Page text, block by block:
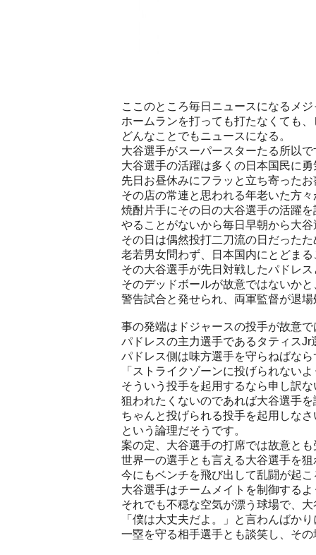
ここのところ毎日ニュースになるメ
ホームランを打っても打たなくても
どんなことでもニュースになる。
大谷選手がスーパースターたる所以で
大谷選手の活躍は多くの日本国民に
先日お昼休みにフラッと立ち寄った
その店の常連と思われる年老いた方々
焼酎片手にその日の大谷選手の活躍
やることがないから毎日早朝から大
その日は偶然投打二刀流の日だった
老若男女問わず、日本国内にとどま
その大谷選手が先日対戦したパドレ
そのデッドボールが故意ではないか
警告試合と発せられ、両軍監督が退
事の発端はドジャースの投手が故意
パドレスの主力選手であるタティス
パドレス側は味方選手を守らねばな
「ストライクゾーンに投げられない
そういう投手を起用するなら申し訳
狙われたくないのであれば大谷選手
ちゃんと投げられる投手を起用しなさ
という論理だそうです。
案の定、大谷選手の打席では故意と
世界一の選手とも言える大谷選手を
今にもベンチを飛び出して乱闘が起
大谷選手はチームメイトを制御する
それでも不穏な空気が漂う球場で、
「僕は大丈夫だよ。」と言わんばか
一塁を守る相手選手とも談笑し、そ